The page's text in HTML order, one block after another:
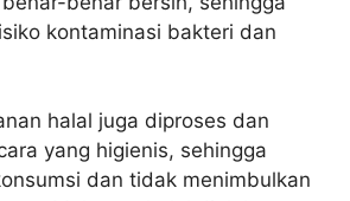
kontaminasi bakteri dan
halal juga diproses dan
yang higienis, sehingga
dan tidak menimbulkan